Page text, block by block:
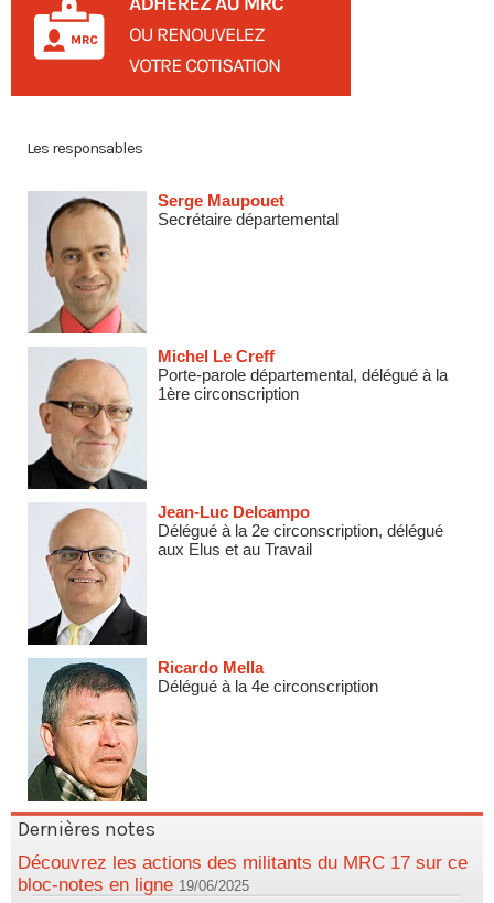
Les responsables
Serge Maupouet
Secrétaire départemental
Michel Le Creff
Porte-parole départemental, délégué à la
1ère circonscription
Jean-Luc Delcampo
Délégué à la 2e circonscription, délégué
aux Elus et au Travail
Ricardo Mella
Délégué à la 4e circonscription
Dernières notes
Découvrez les actions des militants du MRC 17 sur ce
bloc-notes en ligne 19/06/2025